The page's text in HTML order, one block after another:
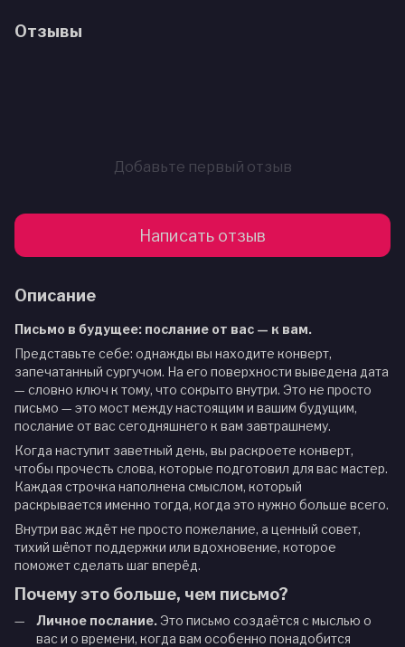
Отзывы
Добавьте первый отзыв
Написать отзыв
Описание
Письмо в будущее: послание от вас — к вам.
Представьте себе: однажды вы находите конверт,
запечатанный сургучом. На его поверхности выведена дата
— словно ключ к тому, что сокрыто внутри. Это не просто
письмо — это мост между настоящим и вашим будущим,
послание от вас сегодняшнего к вам завтрашнему.
Когда наступит заветный день, вы раскроете конверт,
чтобы прочесть слова, которые подготовил для вас мастер.
Каждая строчка наполнена смыслом, который
раскрывается именно тогда, когда это нужно больше всего.
Внутри вас ждёт не просто пожелание, а ценный совет,
тихий шёпот поддержки или вдохновение, которое
поможет сделать шаг вперёд.
Почему это больше, чем письмо?
Личное послание.Это письмо создаётся с мыслью о
вас и о времени, когда вам особенно понадобится